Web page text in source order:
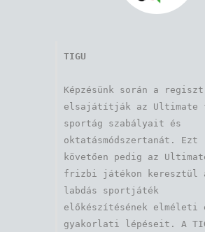
TIGU
Képzésünk során a
elsajátítják az
sportág szabályait és
oktatásmódszertanát. Ezt
követően pedig az
frizbi játékon keresztül
labdás sportjáték
előkészítésének elméleti
gyakorlati lépéseit. A